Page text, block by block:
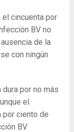
cincuenta por
BV no
de la
con ningún
por no más
el
por ciento de
BV.